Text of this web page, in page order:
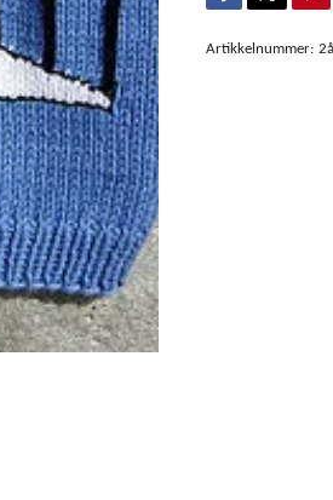
Artikkelnummer: